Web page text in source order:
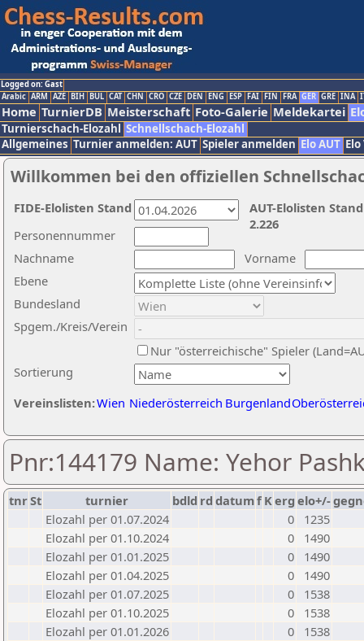
Logged on: Gast
Arabic ARM AZE BIH BUL CAT CHN CRO CZE DEN ENG ESP FAI FIN FRA GER GRE INA
Home TurnierDB Meisterschaft Foto-Galerie Meldekartei
Turnierschach-Elozahl Schnellschach-Elozahl
Allgemeines Turnier anmelden: AUT Spieler anmelden Elo AUT
Willkommen bei den offiziellen
Nachname
Vorname
Ebene
Sortierung
Personennummer
Bundesland
Spgem./Kreis/Verein
Nur "österreichische" Spieler
Vereinslisten:Wien Niederösterreich Burgenland
AUT-Elolisten
2.226
FIDE-Elolisten Stand
Pnr:144179 Name: Yehor
tnrSt turnier bdld rd datumf Kerg elo+/-
Elozahl per 01.07.2024
0
1235
Elozahl per 01.10.2024
0
1490
Elozahl per 01.01.2025
0
1490
Elozahl per 01.04.2025
0
1490
Elozahl per 01.07.2025
0
1538
Elozahl per 01.10.2025
0
1538
Elozahl per 01.01.2026
0
1538